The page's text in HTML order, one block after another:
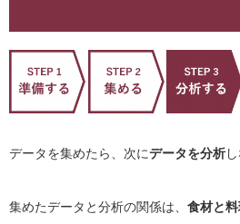
データを集めたら、次にデータを分析
集めたデータと分析の関係は、 食材と